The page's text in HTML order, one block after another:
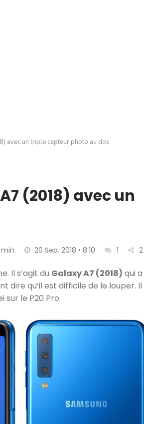
avec un triple capteur photo au dos
(2018) avec un
min. 20 Sep. 2018 • 8:10 1 2
Il s’agit du Galaxy A7 (2018) qui a
dire qu’il est difficile de le louper. Il
le P20 Pro.